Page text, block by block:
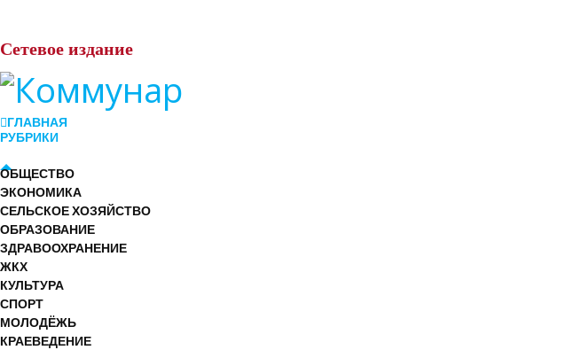
Сетевое издание
ГЛАВНАЯ
РУБРИКИ
ОБЩЕСТВО
ЭКОНОМИКА
СЕЛЬСКОЕ ХОЗЯЙСТВО
ОБРАЗОВАНИЕ
ЗДРАВООХРАНЕНИЕ
ЖКХ
КУЛЬТУРА
СПОРТ
МОЛОДЁЖЬ
КРАЕВЕДЕНИЕ